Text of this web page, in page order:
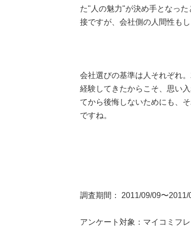
た"人の魅力"が決め手となっ
接ですが、会社側の人間性も
会社選びの基準は人それぞれ
経験してきたからこそ、思い
てから後悔しないためにも、
ですね。
調査期間： 2011/09/09〜2011/
アンケート対象：マイコミフ